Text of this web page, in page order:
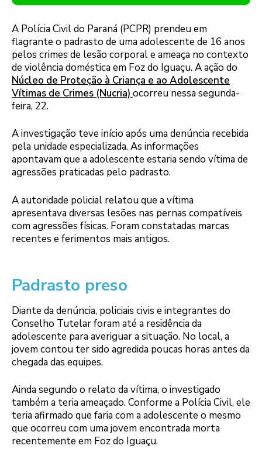
A Polícia Civil do Paraná (PCPR) prendeu em
flagrante o padrasto de uma adolescente de 16 anos
pelos crimes de lesão corporal e ameaça no contexto
de violência doméstica em Foz do Iguaçu. A ação do
Núcleo de Proteção à Criança e ao Adolescente
Vítimas de Crimes (Nucria) ocorreu nessa segunda-
feira, 22.
A investigação teve início após uma denúncia recebida
pela unidade especializada. As informações
apontavam que a adolescente estaria sendo vítima de
agressões praticadas pelo padrasto.
A autoridade policial relatou que a vítima
apresentava diversas lesões nas pernas compatíveis
com agressões físicas. Foram constatadas marcas
recentes e ferimentos mais antigos.
Padrasto preso
Diante da denúncia, policiais civis e integrantes do
Conselho Tutelar foram até a residência da
adolescente para averiguar a situação. No local, a
jovem contou ter sido agredida poucas horas antes da
chegada das equipes.
Ainda segundo o relato da vítima, o investigado
também a teria ameaçado. Conforme a Polícia Civil, ele
teria afirmado que faria com a adolescente o mesmo
que ocorreu com uma jovem encontrada morta
recentemente em Foz do Iguaçu.